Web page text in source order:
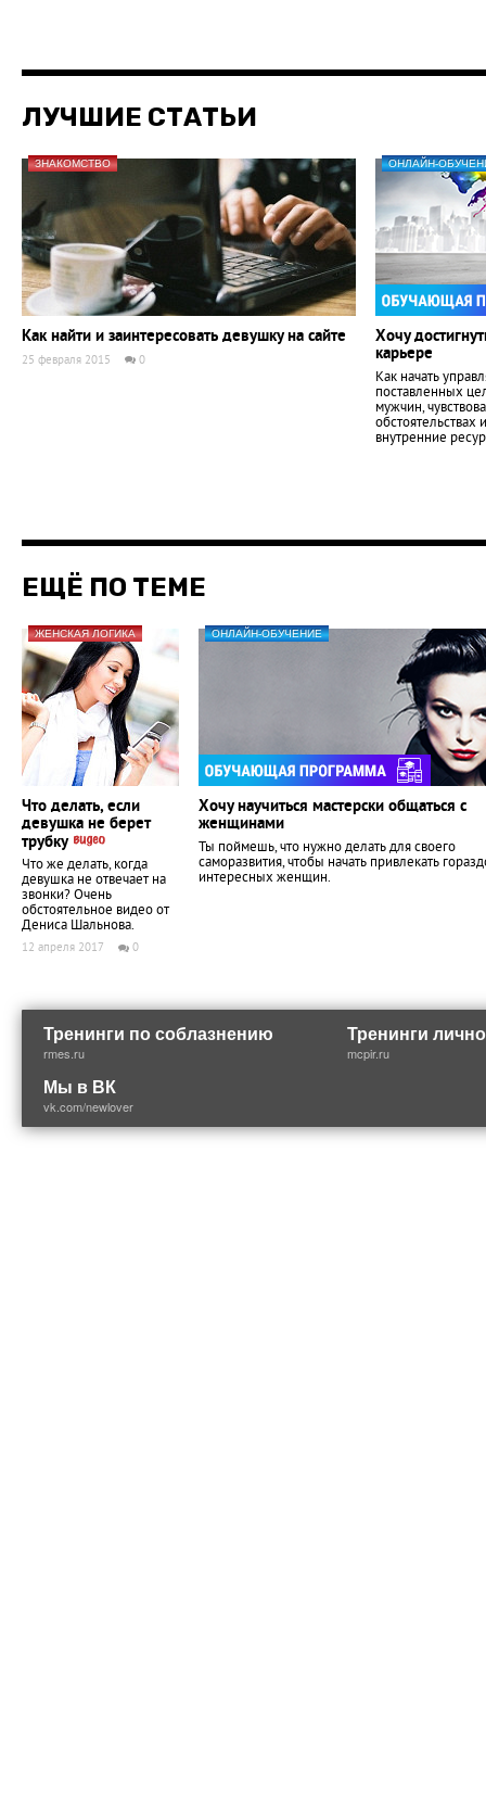
ЛУЧШИЕ СТАТЬИ
ЗНАКОМСТВО
Как найти и заинтересовать девушку на сайте
25 февраля 2015 0
ОНЛАЙН-
Хочу
карьере
Как начать
поставленных
мужчин,
обстоятельствах
внутренние
ЕЩЁ ПО ТЕМЕ
ЖЕНСКАЯ ЛОГИКА
Что делать, если
девушка не берет
трубку
Что же делать, когда
девушка не отвечает на
звонки? Очень
обстоятельное видео от
Дениса Шальнова.
12 апреля 2017 0
ОНЛАЙН-ОБУЧЕНИЕ
Хочу научиться мастерски общаться с
женщинами
Ты поймешь, что нужно делать для своего
саморазвития, чтобы начать привлекать
интересных женщин.
Тренинги по соблазнению
rmes.ru
Тренинги
mcpir.ru
Мы в ВК
vk.com/newlover